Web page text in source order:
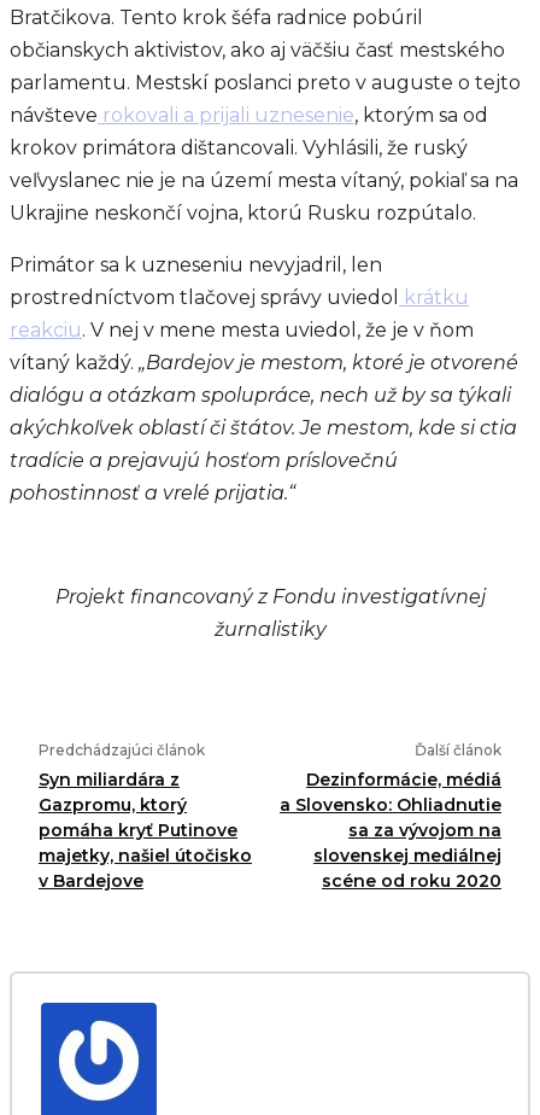
Bratčikova. Tento krok šéfa radnice pobúril
občianskych aktivistov, ako aj väčšiu časť mestského
parlamentu. Mestskí poslanci preto v auguste o tejto
návšteve rokovali a prijali uznesenie, ktorým sa od
krokov primátora dištancovali. Vyhlásili, že ruský
veľvyslanec nie je na území mesta vítaný, pokiaľ sa na
Ukrajine neskončí vojna, ktorú Rusku rozpútalo.
Primátor sa k uzneseniu nevyjadril, len
prostredníctvom tlačovej správy uviedol
krátku
reakciu. V nej v mene mesta uviedol, že je v ňom
vítaný každý. „Bardejov je mestom, ktoré je otvorené
dialógu a otázkam spolupráce, nech už by sa týkali
akýchkoľvek oblastí či štátov. Je mestom, kde si ctia
tradície a prejavujú hosťom príslovečnú
pohostinnosť a vrelé prijatia.“
Projekt financovaný z Fondu investigatívnej
žurnalistiky
Predchádzajúci článok
Syn miliardára z
Gazpromu, ktorý
pomáha kryť Putinove
majetky, našiel útočisko
v Bardejove
Ďalší článok
Dezinformácie, médiá
a Slovensko: Ohliadnutie
sa za vývojom na
slovenskej mediálnej
scéne od roku 2020